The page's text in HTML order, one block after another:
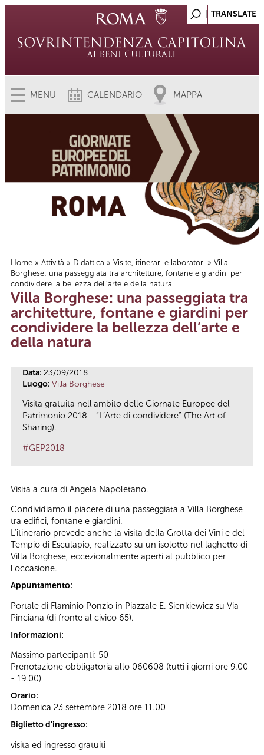
MENU CALENDARIO MAPPA
Tu sei qui
Home » Attività » Didattica » Visite, itinerari e laboratori » Villa
Borghese: una passeggiata tra architetture, fontane e giardini per
condividere la bellezza dell’arte e della natura
Villa Borghese: una passeggiata tra
architetture, fontane e giardini per
condividere la bellezza dell’arte e
della natura
Data: 23/09/2018
Luogo: Villa Borghese
Visita gratuita nell'ambito delle Giornate Europee del
Patrimonio 2018 - “L’Arte di condividere” (The Art of
Sharing).
#GEP2018
Visita a cura di Angela Napoletano.
Condividiamo il piacere di una passeggiata a Villa Borghese
tra edifici, fontane e giardini.
L’itinerario prevede anche la visita della Grotta dei Vini e del
Tempio di Esculapio, realizzato su un isolotto nel laghetto di
Villa Borghese, eccezionalmente aperti al pubblico per
l’occasione.
Appuntamento:
Portale di Flaminio Ponzio in Piazzale E. Sienkiewicz su Via
Pinciana (di fronte al civico 65).
Informazioni:
Massimo partecipanti: 50
Prenotazione obbligatoria allo 060608 (tutti i giorni ore 9.00
- 19.00)
Orario:
Domenica 23 settembre 2018 ore 11.00
Biglietto d'ingresso:
visita ed ingresso gratuiti